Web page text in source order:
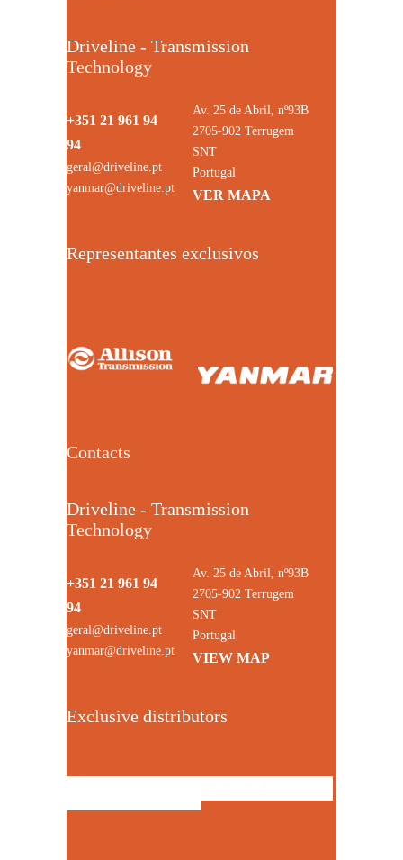
Driveline - Transmission
Technology
+351 21 961 94
94
geral@driveline.pt
yanmar@driveline.pt
Av. 25 de Abril, nº93B
2705-902 Terrugem
SNT
Portugal
VER MAPA
Representantes exclusivos
Contacts
Driveline - Transmission
Technology
+351 21 961 94
94
geral@driveline.pt
yanmar@driveline.pt
Av. 25 de Abril, nº93B
2705-902 Terrugem
SNT
Portugal
VIEW MAP
Exclusive distributors